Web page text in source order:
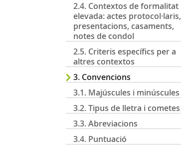
2.4. Contextos de formalitat
elevada: actes protocol·laris,
presentacions, casaments,
notes de condol
2.5. Criteris específics per a
altres contextos
3. Convencions
3.1. Majúscules i minúscules
3.2. Tipus de lletra i cometes
3.3. Abreviacions
3.4. Puntuació